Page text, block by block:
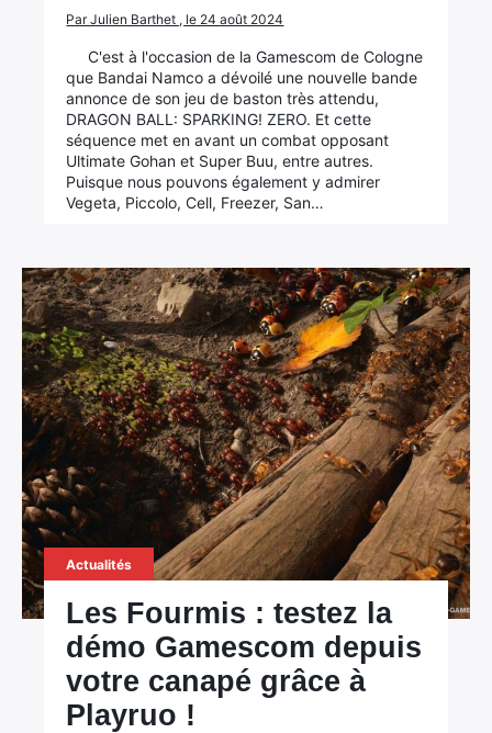
Par Julien Barthet , le 24 août 2024
C'est à l'occasion de la Gamescom de Cologne
que Bandai Namco a dévoilé une nouvelle bande
annonce de son jeu de baston très attendu,
DRAGON BALL: SPARKING! ZERO. Et cette
séquence met en avant un combat opposant
Ultimate Gohan et Super Buu, entre autres.
Puisque nous pouvons également y admirer
Vegeta, Piccolo, Cell, Freezer, San…
Actualités
Les Fourmis : testez la
démo Gamescom depuis
votre canapé grâce à
Playruo !